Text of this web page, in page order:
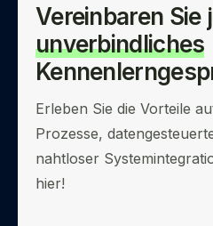
Vereinbaren Sie
unverbindliches
Erleben Sie die Vorteile
Prozesse,
nahtloser
hier!